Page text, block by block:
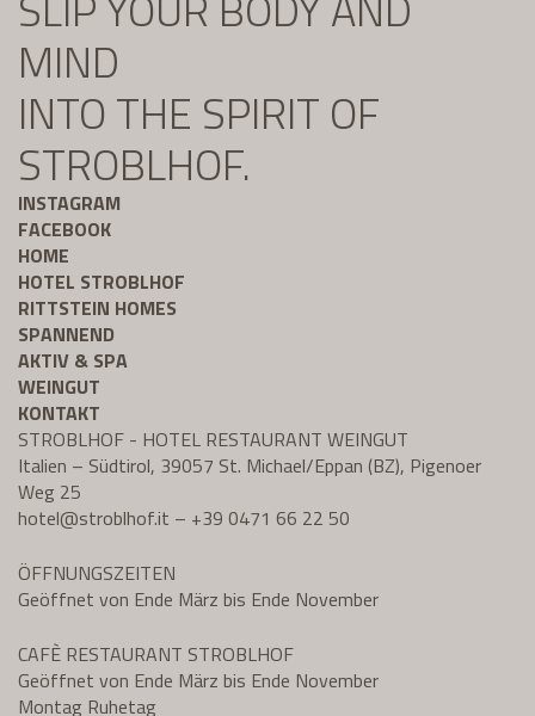
MIND
INTO THE SPIRIT OF
STROBLHOF.
INSTAGRAM
FACEBOOK
HOME
HOTEL STROBLHOF
RITTSTEIN HOMES
SPANNEND
AKTIV & SPA
WEINGUT
KONTAKT
STROBLHOF - HOTEL RESTAURANT WEINGUT
Italien – Südtirol, 39057 St. Michael/Eppan (BZ), Pigenoer
Weg 25
hotel@stroblhof.it – +39 0471 66 22 50
ÖFFNUNGSZEITEN
Geöffnet von Ende März bis Ende November
CAFÈ RESTAURANT STROBLHOF
Geöffnet von Ende März bis Ende November
Montag Ruhetag